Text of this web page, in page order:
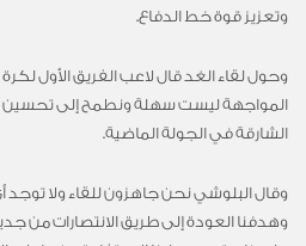
وتعزيز قوة خط الدفاع.
وحول لقاء الغد قال لاعب الفريق الأول لكرة
المواجهة ليست سهلة ونطمح إلى تحسين
الشارقة في الجولة الماضية.
وقال البلوشي نحن جاهزون للقاء ولا
وهدفنا العودة إلى طريق الانتصارات من